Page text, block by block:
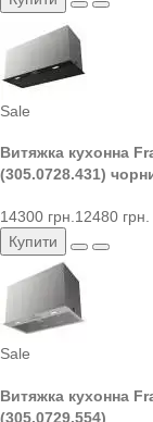
Sale
Витяжка кухонна
(305.0728.431)
14300 грн. 12480 грн.
Купити
Sale
Витяжка кухонна
(305.0729.554)